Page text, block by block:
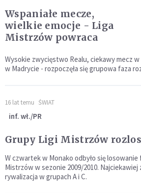
Wspaniałe mecze,
wielkie emocje - Liga
Mistrzów powraca
Wysokie zwycięstwo Realu, ciekawy mecz
w Madrycie - rozpoczęła się grupowa faza
16 lat temu ŚWIAT
inf. wł./PR
Grupy Ligi Mistrzów
W czwartek w Monako odbyło się
Mistrzów w sezonie 2009/2010. Najciekawiej
rywalizacja w grupach A i C.